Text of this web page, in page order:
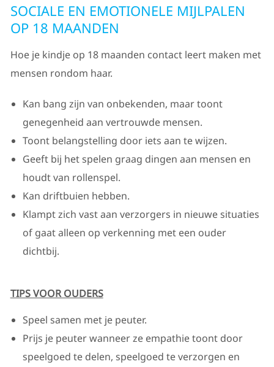
SOCIALE EN EMOTIONELE MIJLPALEN
OP 18 MAANDEN
Hoe je kindje op 18 maanden contact leert maken met
mensen rondom haar.
Kan bang zijn van onbekenden, maar toont
genegenheid aan vertrouwde mensen.
Toont belangstelling door iets aan te wijzen.
Geeft bij het spelen graag dingen aan mensen en
houdt van rollenspel.
Kan driftbuien hebben.
Klampt zich vast aan verzorgers in nieuwe situaties
of gaat alleen op verkenning met een ouder
dichtbij.
TIPS VOOR OUDERS
Speel samen met je peuter.
Prijs je peuter wanneer ze empathie toont door
speelgoed te delen, speelgoed te verzorgen en